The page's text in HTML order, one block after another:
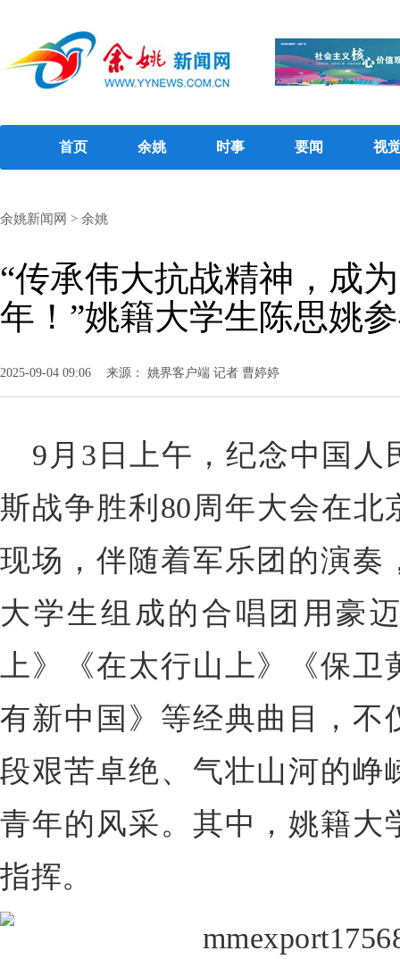
首页 余姚 时事 要闻 视
余姚新闻网 > 余姚
“传承伟大抗战精神，成
年！”姚籍大学生陈思姚
2025-09-04 09:06 来源： 姚界客户端 记者 曹婷婷
9月3日上午，纪念中国
斯战争胜利80周年大会在
现场，伴随着军乐团的演奏
大学生组成的合唱团用豪
上》《在太行山上》《保
有新中国》等经典曲目，不
段艰苦卓绝、气壮山河的峥
青年的风采。其中，姚籍大
指挥。